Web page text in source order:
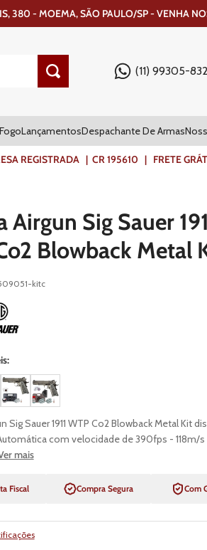
380 - MOEMA, SÃO PAULO/SP - VENHA
(11) 99305-
LançamentosDespachante De Armas
REGISTRADA | CR 195610 | FRETE
Airgun Sig Sauer
Blowback Metal
kitc
Sig Sauer 1911 WTP Co2 Blowback Metal Kit
com velocidade de 390fps - 118m/s
mais
Fiscal Compra Segura Com